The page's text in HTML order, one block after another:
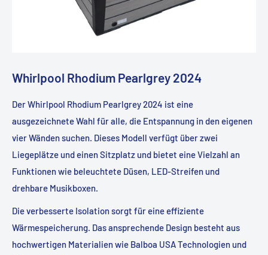
Whirlpool Rhodium Pearlgrey 2024
Der Whirlpool Rhodium Pearlgrey 2024 ist eine
ausgezeichnete Wahl für alle, die Entspannung in den eigenen
vier Wänden suchen. Dieses Modell verfügt über zwei
Liegeplätze und einen Sitzplatz und bietet eine Vielzahl an
Funktionen wie beleuchtete Düsen, LED-Streifen und
drehbare Musikboxen.
Die verbesserte Isolation sorgt für eine effiziente
Wärmespeicherung. Das ansprechende Design besteht aus
hochwertigen Materialien wie Balboa USA Technologien und